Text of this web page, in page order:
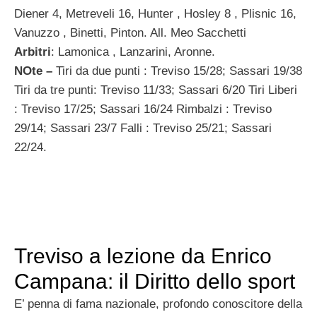
Diener 4, Metreveli 16, Hunter , Hosley 8 , Plisnic 16,
Vanuzzo , Binetti, Pinton. All. Meo Sacchetti
Arbitri: Lamonica , Lanzarini, Aronne.
NOte – Tiri da due punti : Treviso 15/28; Sassari 19/38
Tiri da tre punti: Treviso 11/33; Sassari 6/20 Tiri Liberi
: Treviso 17/25; Sassari 16/24 Rimbalzi : Treviso
29/14; Sassari 23/7 Falli : Treviso 25/21; Sassari
22/24.
Treviso a lezione da Enrico
Campana: il Diritto dello sport
E’ penna di fama nazionale, profondo conoscitore della